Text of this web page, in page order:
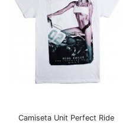
Camiseta Unit Perfect Ride